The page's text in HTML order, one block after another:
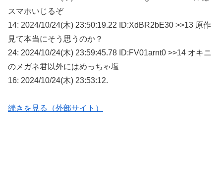
スマホいじるぞ
14: 2024/10/24(木) 23:50:19.22 ID:XdBR2bE30 >>13 原作
見て本当にそう思うのか？
24: 2024/10/24(木) 23:59:45.78 ID:FV01arnt0 >>14 オキニ
のメガネ君以外にはめっちゃ塩
16: 2024/10/24(木) 23:53:12.
続きを見る（外部サイト）